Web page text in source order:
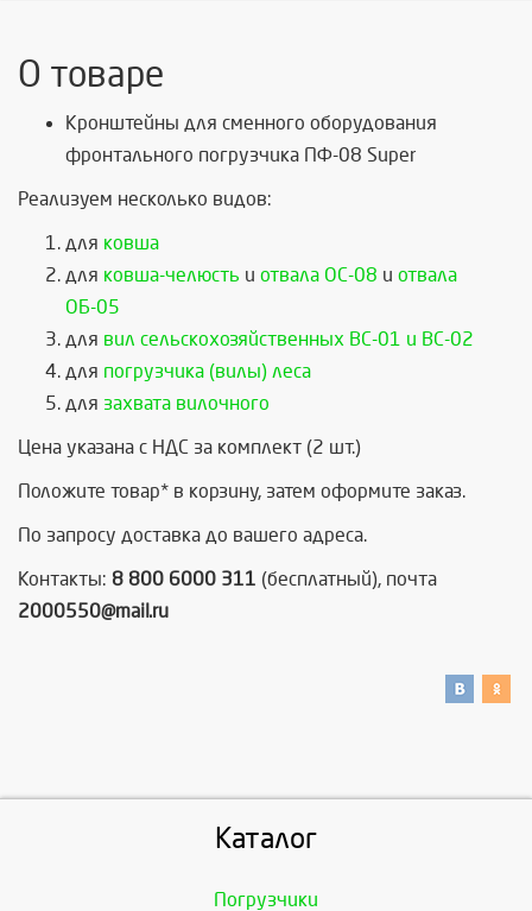
О товаре
Кронштейны для сменного оборудования
фронтального погрузчика ПФ-08 Super
Реализуем несколько видов:
для ковша
для ковша-челюсть и отвала ОС-08 и отвала
ОБ-05
для вил сельскохозяйственных ВС-01 и ВС-02
для погрузчика (вилы) леса
для захвата вилочного
Цена указана с НДС за комплект (2 шт.)
Положите товар* в корзину, затем оформите заказ.
По запросу доставка до вашего адреса.
Контакты: 8 800 6000 311 (бесплатный), почта
2000550@mail.ru
Каталог
Погрузчики